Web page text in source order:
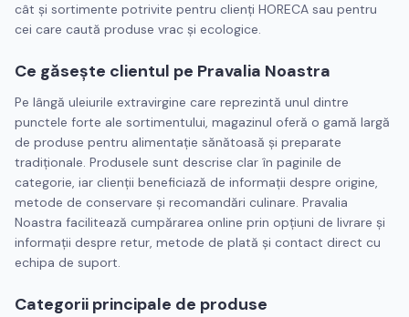
cât și sortimente potrivite pentru clienți HORECA sau pentru
cei care caută produse vrac și ecologice.
Ce găsește clientul pe Pravalia Noastra
Pe lângă uleiurile extravirgine care reprezintă unul dintre
punctele forte ale sortimentului, magazinul oferă o gamă largă
de produse pentru alimentație sănătoasă și preparate
tradiționale. Produsele sunt descrise clar în paginile de
categorie, iar clienții beneficiază de informații despre origine,
metode de conservare și recomandări culinare. Pravalia
Noastra facilitează cumpărarea online prin opțiuni de livrare și
informații despre retur, metode de plată și contact direct cu
echipa de suport.
Categorii principale de produse